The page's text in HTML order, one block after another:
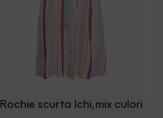
Rochie scurta Ichi, mix culori